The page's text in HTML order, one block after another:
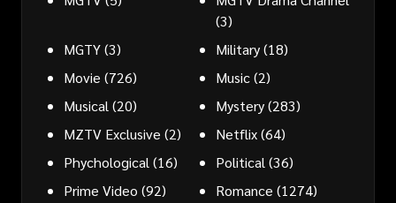
(3)
MGTY(3) Military(18)
Movie (726) Music(2)
Musical(20) Mystery(283)
MZTV Exclusive (2) Netflix(64)
Phychological(16) Political(36)
Prime Video (92) Romance (1274)